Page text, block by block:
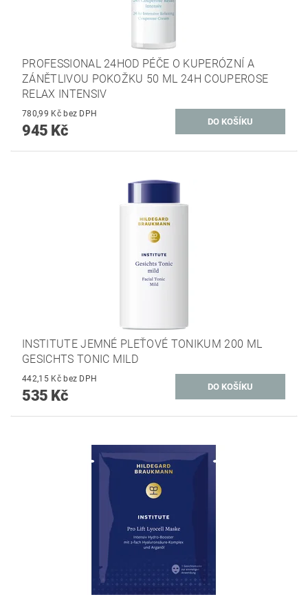
PROFESSIONAL 24HOD PÉČE O KUPERÓZNÍ A
ZÁNĚTLIVOU POKOŽKU 50 ML 24H COUPEROSE
RELAX INTENSIV
780,99 Kč bez DPH
945 Kč
INSTITUTE JEMNÉ PLEŤOVÉ TONIKUM 200 ML
GESICHTS TONIC MILD
442,15 Kč bez DPH
535 Kč